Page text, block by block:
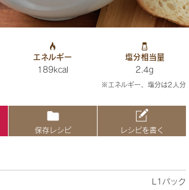
エネルギー
189kcal
塩分相当量
2.4g
※エネルギー、塩分は2人分
保存レシピ レシピを書く
L1パック